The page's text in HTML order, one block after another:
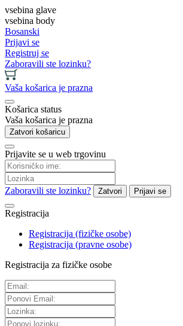
vsebina glave
vsebina body
Bosanski
Prijavi se
Registruj se
Zaboravili ste lozinku?
Vaša košarica je prazna
Košarica status
Vaša košarica je prazna
Zatvori košaricu
Prijavite se u web trgovinu
Zaboravili ste lozinku? Zatvori Prijavi se
Registracija
Registracija (fizičke osobe)
Registracija (pravne osobe)
Registracija za fizičke osobe